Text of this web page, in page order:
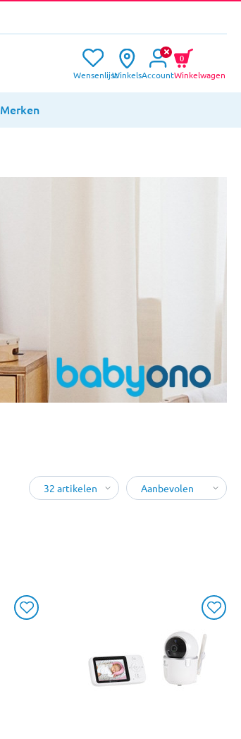
WensenlijstWinkelsAccountWinkelwagen
0
Merken